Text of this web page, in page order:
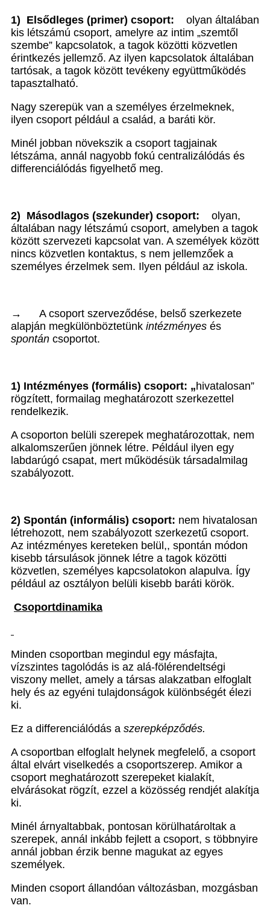
1) Elsődleges (primer) csoport:
olyan általában
kis létszámú csoport, amelyre az intim „szemtől
szembe” kapcsolatok, a tagok közötti közvetlen
érintkezés jellemző. Az ilyen kapcsolatok általában
tartósak, a tagok között tevékeny együttműködés
tapasztalható.
Nagy szerepük van a személyes érzelmeknek,
ilyen csoport például a család, a baráti kör.
Minél jobban növekszik a csoport tagjainak
létszáma, annál nagyobb fokú centralizálódás és
differenciálódás figyelhető meg.
2) Másodlagos (szekunder) csoport:
olyan,
általában nagy létszámú csoport, amelyben a tagok
között szervezeti kapcsolat van. A személyek között
nincs közvetlen kontaktus, s nem jellemzőek a
személyes érzelmek sem. Ilyen például az iskola.
→
A csoport szerveződése, belső szerkezete
alapján megkülönböztetünk intézményes és
spontán csoportot.
1) Intézményes (formális) csoport: „hivatalosan”
rögzített, formailag meghatározott szerkezettel
rendelkezik.
A csoporton belüli szerepek meghatározottak, nem
alkalomszerűen jönnek létre. Például ilyen egy
labdarúgó csapat, mert működésük társadalmilag
szabályozott.
2) Spontán (informális) csoport: nem hivatalosan
létrehozott, nem szabályozott szerkezetű csoport.
Az intézményes kereteken belül,, spontán módon
kisebb társulások jönnek létre a tagok közötti
közvetlen, személyes kapcsolatokon alapulva. Így
például az osztályon belüli kisebb baráti körök.
Csoportdinamika
Minden csoportban megindul egy másfajta,
vízszintes tagolódás is az alá-fölérendeltségi
viszony mellet, amely a társas alakzatban elfoglalt
hely és az egyéni tulajdonságok különbségét élezi
ki.
Ez a differenciálódás a szerepképződés.
A csoportban elfoglalt helynek megfelelő, a csoport
által elvárt viselkedés a csoportszerep. Amikor a
csoport meghatározott szerepeket kialakít,
elvárásokat rögzít, ezzel a közösség rendjét alakítja
ki.
Minél árnyaltabbak, pontosan körülhatároltak a
szerepek, annál inkább fejlett a csoport, s többnyire
annál jobban érzik benne magukat az egyes
személyek.
Minden csoport állandóan változásban, mozgásban
van.